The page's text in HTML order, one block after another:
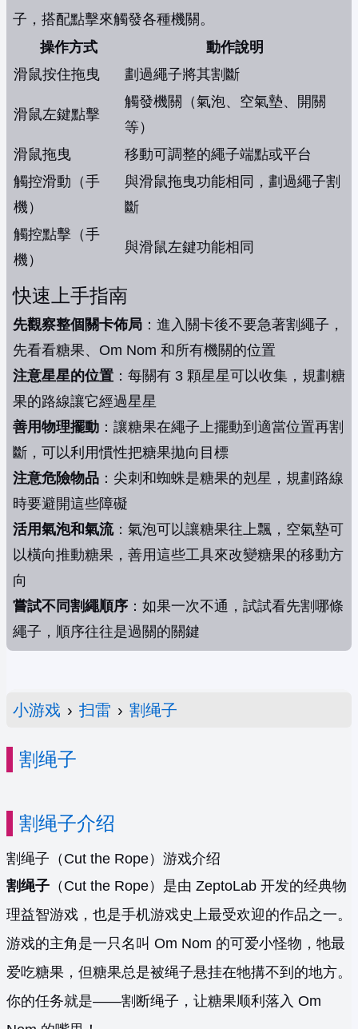
子，搭配點擊來觸發各種機關。
操作方式
動作說明
滑鼠按住拖曳
劃過繩子將其割斷
滑鼠左鍵點擊
觸發機關（氣泡、空氣墊、開關
等）
滑鼠拖曳
移動可調整的繩子端點或平台
觸控滑動（手
機）
與滑鼠拖曳功能相同，劃過繩子割
斷
觸控點擊（手
機）
與滑鼠左鍵功能相同
快速上手指南
先觀察整個關卡佈局 ：進入關卡後不要急著割繩子，
先看看糖果、Om Nom 和所有機關的位置
注意星星的位置 ：每關有 3 顆星星可以收集，規劃糖
果的路線讓它經過星星
善用物理擺動 ：讓糖果在繩子上擺動到適當位置再割
斷，可以利用慣性把糖果拋向目標
注意危險物品 ：尖刺和蜘蛛是糖果的剋星，規劃路線
時要避開這些障礙
活用氣泡和氣流：氣泡可以讓糖果往上飄，空氣墊可
以橫向推動糖果，善用這些工具來改變糖果的移動方
向
嘗試不同割繩順序 ：如果一次不通，試試看先割哪條
繩子，順序往往是過關的關鍵
小游戏 › 扫雷 › 割绳子
割绳子
割绳子介绍
割绳子（Cut the Rope）游戏介绍
割绳子 （Cut the Rope）是由 ZeptoLab 开发的经典物
理益智游戏，也是手机游戏史上最受欢迎的作品之一。
游戏的主角是一只名叫 Om Nom 的可爱小怪物，牠最
爱吃糖果，但糖果总是被绳子悬挂在牠搆不到的地方。
你的任务就是——割断绳子，让糖果顺利落入 Om